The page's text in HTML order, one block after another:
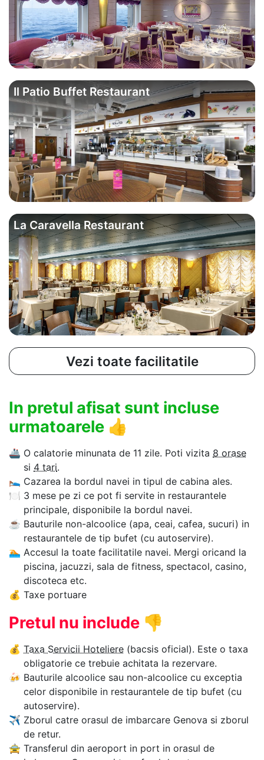
Il Patio Buffet Restaurant
La Caravella Restaurant
Vezi toate facilitatile
In pretul afisat sunt incluse
urmatoarele 👍
🚢 O calatorie minunata de 11 zile. Poti vizita 8 orase
si 4 tari.
🛌 Cazarea la bordul navei in tipul de cabina ales.
🍽 3 mese pe zi ce pot fi servite in restaurantele
principale, disponibile la bordul navei.
☕ Bauturile non-alcoolice (apa, ceai, cafea, sucuri) in
restaurantele de tip bufet (cu autoservire).
🏊‍ Accesul la toate facilitatile navei. Mergi oricand la
piscina, jacuzzi, sala de fitness, spectacol, casino,
discoteca etc.
💰 Taxe portuare
Pretul nu include 👎
💰 Taxa Servicii Hoteliere (bacsis oficial). Este o taxa
obligatorie ce trebuie achitata la rezervare.
🍻 Bauturile alcoolice sau non-alcoolice cu exceptia
celor disponibile in restaurantele de tip bufet (cu
autoservire).
✈ Zborul catre orasul de imbarcare Genova si zborul
de retur.
🚖 Transferul din aeroport in port in orasul de